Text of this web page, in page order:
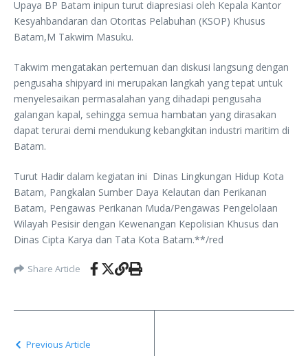
Upaya BP Batam inipun turut diapresiasi oleh Kepala Kantor
Kesyahbandaran dan Otoritas Pelabuhan (KSOP) Khusus
Batam,M Takwim Masuku.
Takwim mengatakan pertemuan dan diskusi langsung dengan
pengusaha shipyard ini merupakan langkah yang tepat untuk
menyelesaikan permasalahan yang dihadapi pengusaha
galangan kapal, sehingga semua hambatan yang dirasakan
dapat terurai demi mendukung kebangkitan industri maritim di
Batam.
Turut Hadir dalam kegiatan ini Dinas Lingkungan Hidup Kota
Batam, Pangkalan Sumber Daya Kelautan dan Perikanan
Batam, Pengawas Perikanan Muda/Pengawas Pengelolaan
Wilayah Pesisir dengan Kewenangan Kepolisian Khusus dan
Dinas Cipta Karya dan Tata Kota Batam.**/red
Share Article
Previous Article